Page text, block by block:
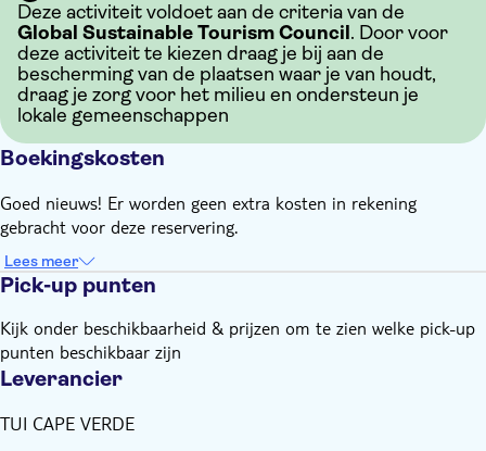
Deze activiteit voldoet aan de criteria van de
Global Sustainable Tourism Council . Door voor
deze activiteit te kiezen draag je bij aan de
bescherming van de plaatsen waar je van houdt,
draag je zorg voor het milieu en ondersteun je
lokale gemeenschappen
Boekingskosten
Goed nieuws! Er worden geen extra kosten in rekening
gebracht voor deze reservering.
Lees meer
Pick-up punten
Kijk onder beschikbaarheid & prijzen om te zien welke pick-up
punten beschikbaar zijn
Leverancier
TUI CAPE VERDE